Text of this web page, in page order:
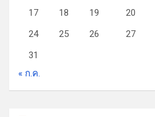
17 18 19 20
24
25 26 27
31
« ก.ค.